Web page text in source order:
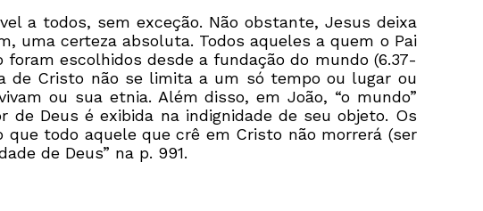
a todos, sem exceção. Não obstante, Jesus deixa
uma certeza absoluta. Todos aqueles a quem o Pai
escolhidos desde a fundação do mundo (6.37-
de Cristo não se limita a um só tempo ou lugar ou
ou sua etnia. Além disso, em João, “o mundo”
de Deus é exibida na indignidade de seu objeto. Os
que todo aquele que crê em Cristo não morrerá (ser
de Deus” na p. 991.